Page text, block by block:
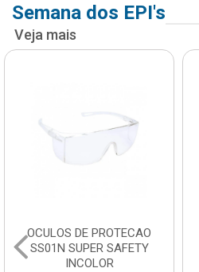
Semana dos EPI's
Veja mais
OCULOS DE PROTECAO
SS01N SUPER SAFETY
INCOLOR